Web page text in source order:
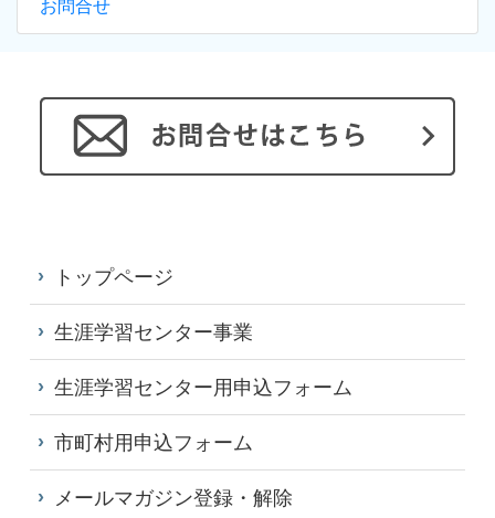
お問合せ
トップページ
生涯学習センター事業
生涯学習センター用申込フォーム
市町村用申込フォーム
メールマガジン登録・解除